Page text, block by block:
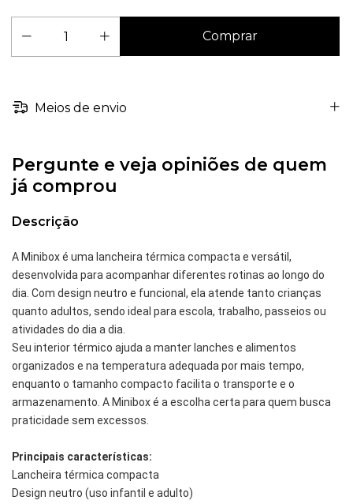
Meios de envio
Pergunte e veja opiniões de quem
já comprou
Descrição
A Minibox é uma lancheira térmica compacta e versátil,
desenvolvida para acompanhar diferentes rotinas ao longo do
dia. Com design neutro e funcional, ela atende tanto crianças
quanto adultos, sendo ideal para escola, trabalho, passeios ou
atividades do dia a dia.
Seu interior térmico ajuda a manter lanches e alimentos
organizados e na temperatura adequada por mais tempo,
enquanto o tamanho compacto facilita o transporte e o
armazenamento. A Minibox é a escolha certa para quem busca
praticidade sem excessos.
Principais características:
Lancheira térmica compacta
Design neutro (uso infantil e adulto)